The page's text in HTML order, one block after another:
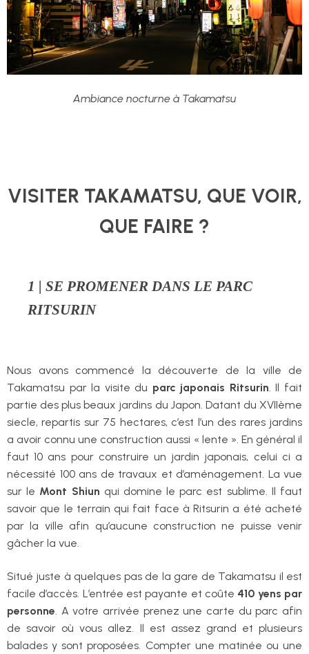
Ambiance nocturne à Takamatsu
VISITER TAKAMATSU, QUE VOIR,
QUE FAIRE ?
1 | SE PROMENER DANS LE PARC
RITSURIN
Nous avons commencé la découverte de la ville de
Takamatsu par la visite du parc japonais Ritsurin. Il fait
partie des plus beaux jardins du Japon. Datant du XVIIème
siecle, repartis sur 75 hectares, c’est l’un des rares jardins
a avoir connu une construction aussi « lente ». En général il
faut 10 ans pour construire un jardin japonais, celui ci a
nécessité 100 ans de travaux et d’aménagement. La vue
sur le Mont Shiun qui domine le parc est sublime. Il faut
savoir que le terrain qui fait face à Ritsurin a été acheté
par la ville afin qu’aucune construction ne puisse venir
gâcher la vue.
Situé juste à quelques pas de la gare de Takamatsu il est
facile d’accès. L’entrée est payante et coûte 410 yens par
personne . A votre arrivée prenez une carte du parc afin
de savoir où vous allez. Il est assez grand et plusieurs
balades y sont proposées. Compter une matinée ou une